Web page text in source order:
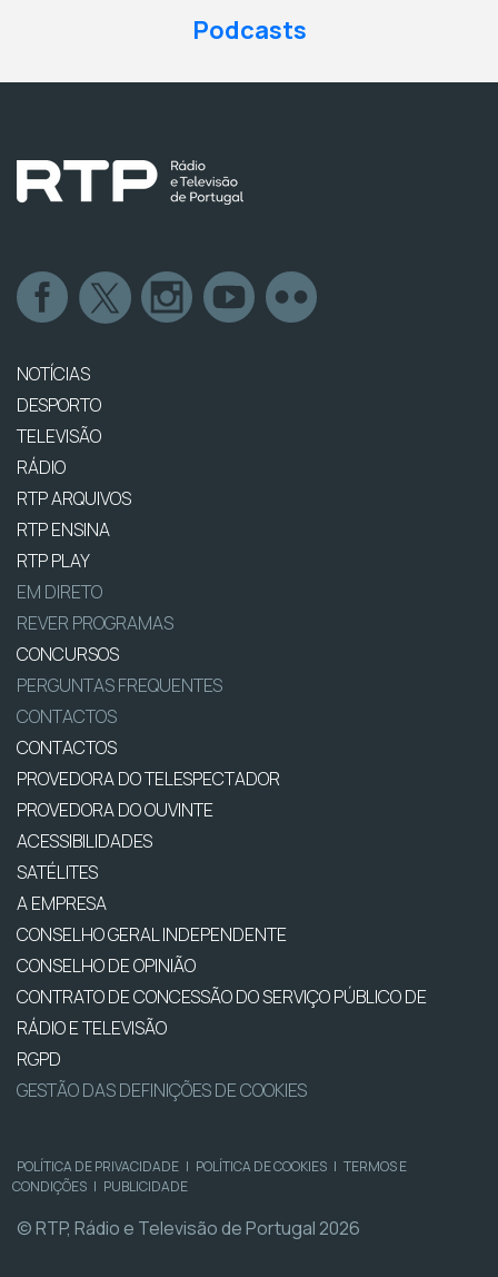
Podcasts
NOTÍCIAS
DESPORTO
TELEVISÃO
RÁDIO
RTP ARQUIVOS
RTP ENSINA
RTP PLAY
EM DIRETO
REVER PROGRAMAS
CONCURSOS
PERGUNTAS FREQUENTES
CONTACTOS
CONTACTOS
PROVEDORA DO TELESPECTADOR
PROVEDORA DO OUVINTE
ACESSIBILIDADES
SATÉLITES
A EMPRESA
CONSELHO GERAL INDEPENDENTE
CONSELHO DE OPINIÃO
CONTRATO DE CONCESSÃO DO SERVIÇO PÚBLICO DE
RÁDIO E TELEVISÃO
RGPD
GESTÃO DAS DEFINIÇÕES DE COOKIES
POLÍTICA DE PRIVACIDADE | POLÍTICA DE COOKIES | TERMOS E
CONDIÇÕES | PUBLICIDADE
© RTP, Rádio e Televisão de Portugal 2026